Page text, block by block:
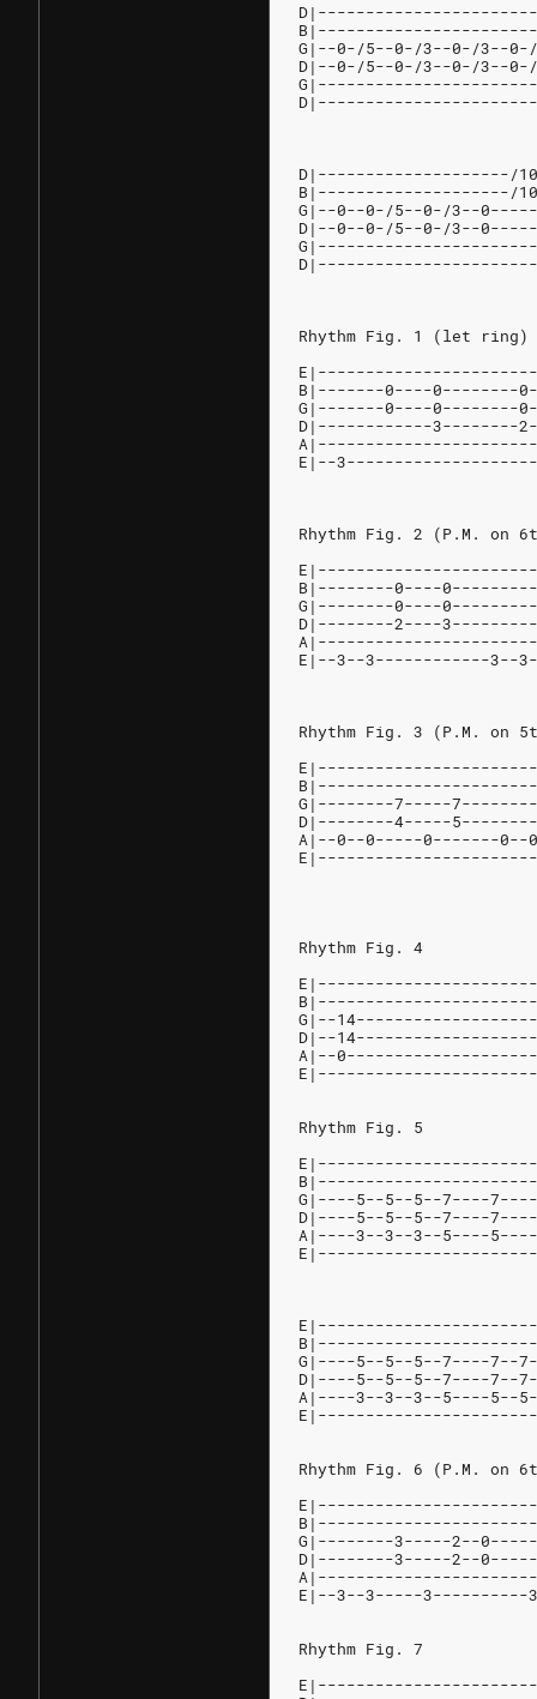
G|--0-/5--0-/3--0-/3--
D|--0-/5--0-/3--0-/3--
D|--------------------/
B|--------------------/
G|--0--0-/5--0-/3--
D|--0--0-/5--0-/3--
Rhythm Fig. 1 (let ring)
B|-------0----0--------
G|-------0----0--------
D|------------3--------
E|--
Rhythm Fig. 2 (P.M. on
B|--------0----
G|--------0----
D|--------2----
E|--3--3------------3--
Rhythm Fig. 3 (P.M. on
G|--------7-----
D|--------4-----
A|--0--0-----0-------
Rhythm Fig. 4
G|--
D|--
A|--
Rhythm Fig. 5
G|----5--5--5--7----
D|----5--5--5--7----
A|----3--3--3--5----
G|----5--5--5--7----7--
D|----5--5--5--7----7--
A|----3--3--3--5----5--
Rhythm Fig. 6 (P.M. on
G|--------3-----2--
D|--------3-----2--
E|--3--3-----
Rhythm Fig. 7